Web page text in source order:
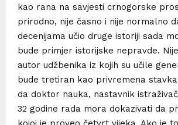
kao rana na savjesti crnogorske
prirodno, nije časno i nije normalno
decenijama učio druge istoriji sada
bude primjer istorijske nepravde.
autor udžbenika iz kojih su učile
bude tretiran kao privremena
da doktor nauka, nastavnik
32 godine rada mora dokazivati da